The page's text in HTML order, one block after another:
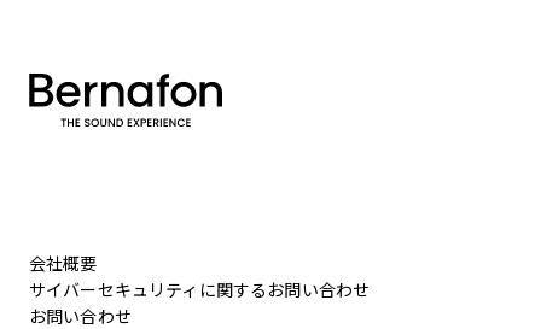
会社概要
サイバーセキュリティに関するお問い合わせ
お問い合わせ